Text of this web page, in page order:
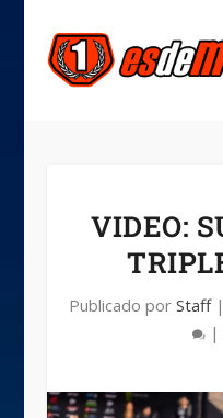
VIDEO:
Publicado porStaff|